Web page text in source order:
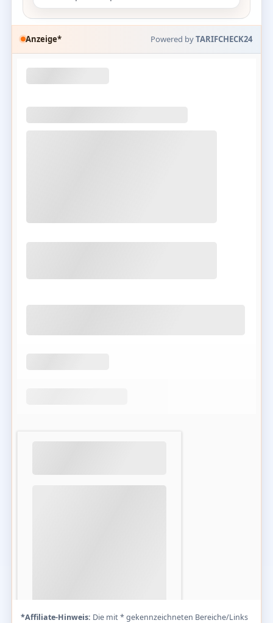
Anzeige* Powered byTARIFCHECK24
*Affiliate-Hinweis: Die mit * gekennzeichneten Bereiche/Links